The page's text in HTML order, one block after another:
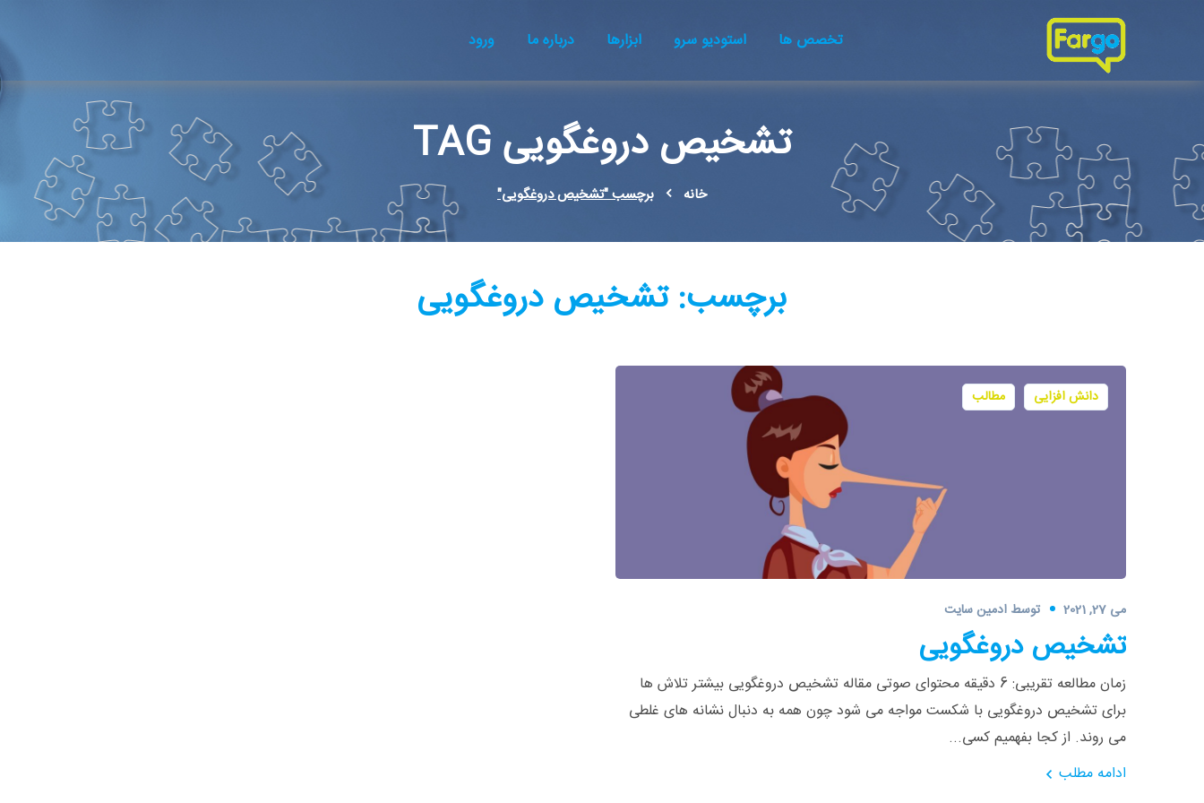
تخصص ها استودیو سرو ابزارها درباره ما ورود
تشخیص دروغگویی TAG
خانه برچسب "تشخیص دروغگویی"
برچسب:تشخیص دروغگویی
دانش افزایی مطالب
می 27, 2021 توسط ادمین سایت
تشخیص دروغگویی
زمان مطالعه تقریبی: 6 دقیقه محتوای صوتی مقاله تشخیص دروغگویی بیشتر تلاش ها
برای تشخیص دروغگویی با شکست مواجه می شود چون همه به دنبال نشانه های غلطی
می روند. از کجا بفهمیم کسی...
ادامه مطلب